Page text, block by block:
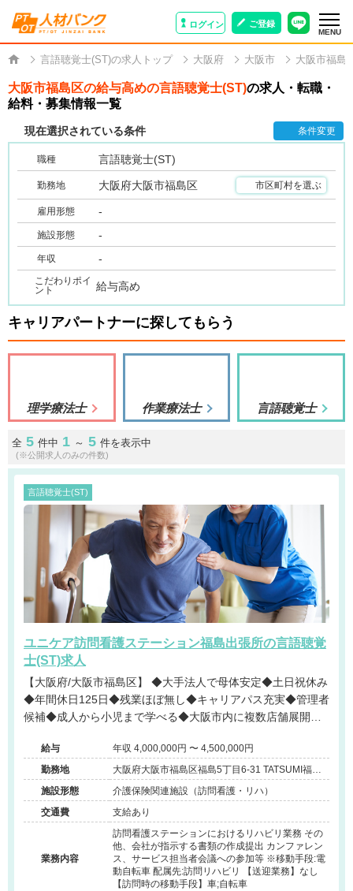
ログイン ご登録
MENU
言語聴覚士(ST)の求人トップ 大阪府 大阪市 大阪市福島
大阪市福島区の給与高めの言語聴覚士(ST)の求人・転職・
給料・募集情報一覧
現在選択されている条件 条件変更
職種 言語聴覚士(ST)
勤務地 大阪府大阪市福島区 市区町村を選ぶ
雇用形態 -
施設形態 -
年収 -
こだわりポイ
ント
給与高め
キャリアパートナーに探してもらう
理学療法士 作業療法士 言語聴覚士
全 5 件中 1 ～ 5 件を表示中
(※公開求人のみの件数)
言語聴覚士(ST)
ユニケア訪問看護ステーション福島出張所の言語聴覚
士(ST)求人
【大阪府/大阪市福島区】 ◆大手法人で母体安定◆土日祝休み
◆年間休日125日◆残業ほぼ無し◆キャリアパス充実◆管理者
候補◆成人から小児まで学べる◆大阪市内に複数店舗展開中
育休産休実績もあり◆子育て世代スタッフの復帰率も高い@
大阪市
給与
年収 4,000,000円 〜 4,500,000円
勤務地
大阪府大阪市福島区福島5丁目6-31 TATSUMI福島
ビル504
施設形態
介護保険関連施設（訪問看護・リハ）
交通費
支給あり
業務内容
訪問看護ステーションにおけるリハビリ業務 その
他、会社が指示する書類の作成提出 カンファレン
ス、サービス担当者会議への参加等 ※移動手段:電
動自転車 配属先:訪問リハビリ 【送迎業務】なし
【訪問時の移動手段】車;自転車